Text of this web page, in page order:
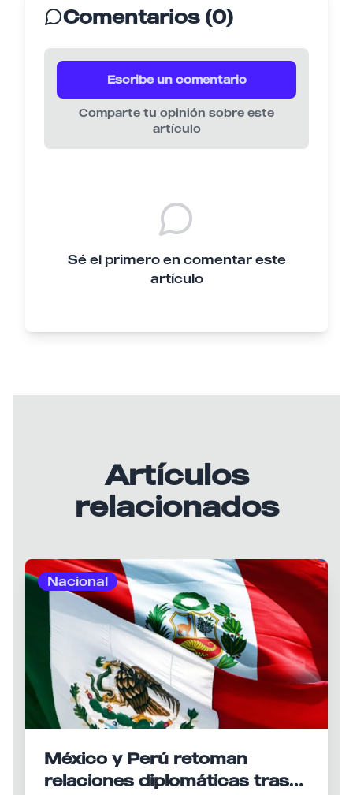
Comentarios (0)
Escribe un comentario
Comparte tu opinión sobre este
artículo
Sé el primero en comentar este
artículo
Artículos
relacionados
Nacional
México y Perú retoman
relaciones diplomáticas tras